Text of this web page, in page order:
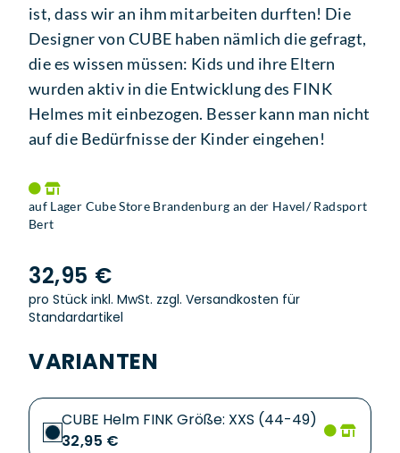
ist, dass wir an ihm mitarbeiten durften! Die
Designer von CUBE haben nämlich die gefragt,
die es wissen müssen: Kids und ihre Eltern
wurden aktiv in die Entwicklung des FINK
Helmes mit einbezogen. Besser kann man nicht
auf die Bedürfnisse der Kinder eingehen!
auf Lager Cube Store Brandenburg an der Havel/ Radsport
Bert
32,95 €
pro Stück inkl. MwSt. zzgl. Versandkosten für
Standardartikel
VARIANTEN
CUBE Helm FINK Größe: XXS (44-49)
32,95 €